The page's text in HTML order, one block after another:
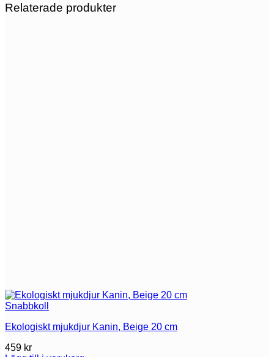
Relaterade produkter
Snabbkoll
Ekologiskt mjukdjur Kanin, Beige 20 cm
459 kr